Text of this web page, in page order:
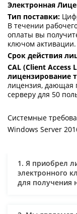
Электронная
Тип поставки:
В течении
оплаты вы
ключом активации.
Срок действия
CAL (Client Access
лицензирование
лицензия, дающая
серверу для 50
Системные
Windows Server
1. Я приобрел
электронного
для получения